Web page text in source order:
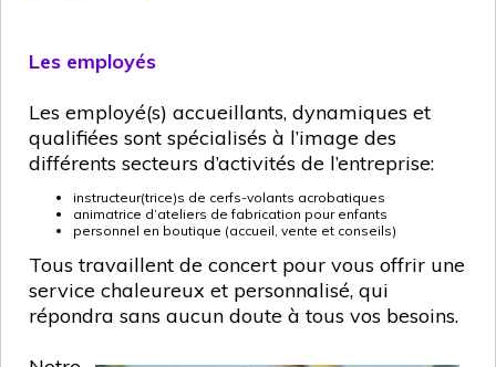
Les employés
Les employé(s) accueillants, dynamiques et
qualifiées sont spécialisés à l’image des
différents secteurs d’activités de l’entreprise:
instructeur(trice)s de cerfs-volants acrobatiques
animatrice d’ateliers de fabrication pour enfants
personnel en boutique (accueil, vente et conseils)
Toustravaillent de concert pour vous offrir une
service chaleureux et personnalisé, qui
répondra sans aucun doute à tous vos besoins.